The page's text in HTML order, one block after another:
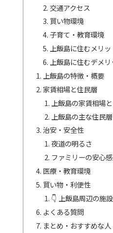
交通アクセス
買い物環境
子育て・教育環境
上飯島に住むメリッ
上飯島に住むデメリ
上飯島の特徴・概要
家賃相場と住民層
上飯島の家賃相場
上飯島の主な住民層
治安・安全性
夜道の明るさ
ファミリーの安心感
医療・教育環境
買い物・利便性
👇 上飯島周辺の施
よくある質問
まとめ・おすすめな人